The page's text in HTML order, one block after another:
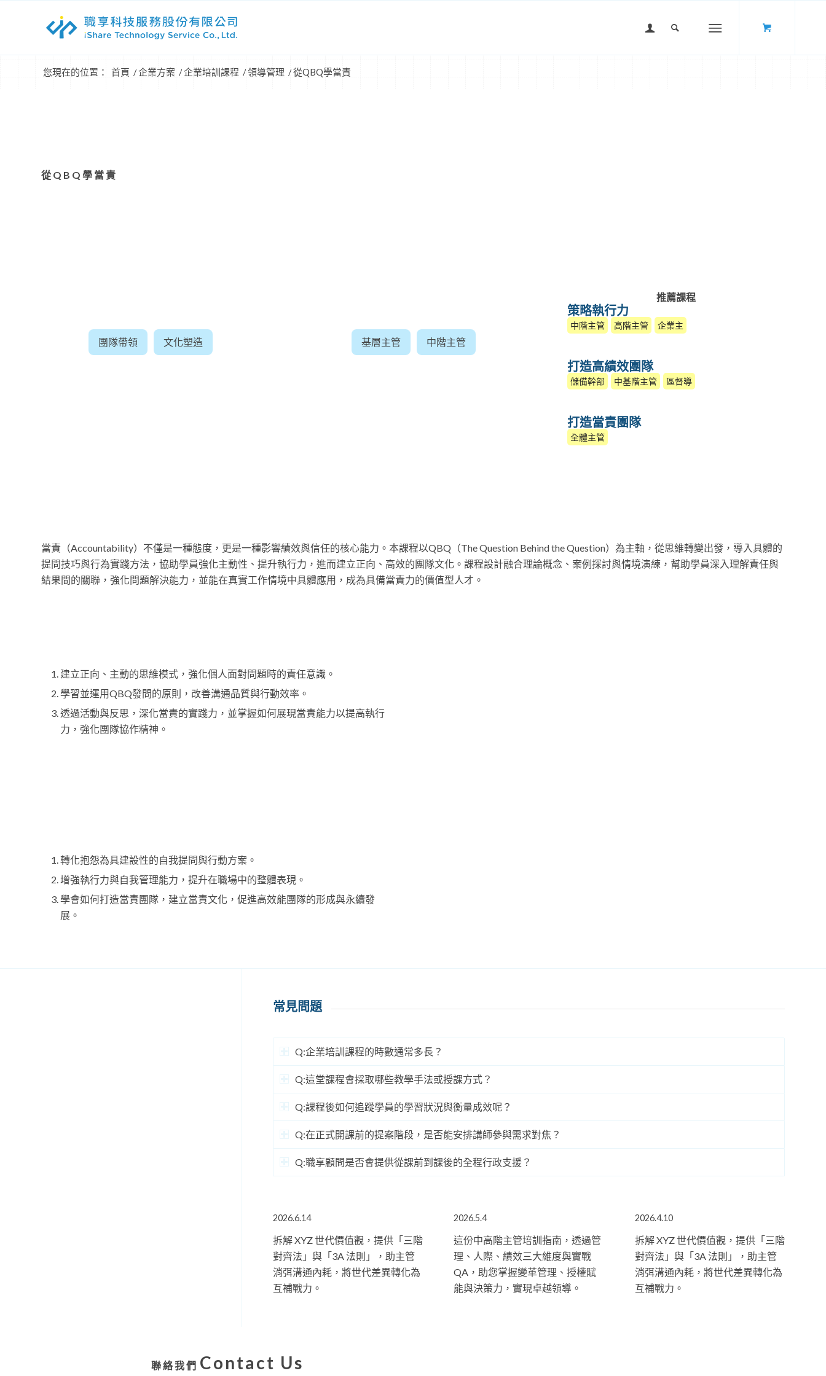
您現在的位置： 首頁 /企業方案 /企業培訓課程 /領導管理 /從QBQ學當責
從QBQ學當責
團隊帶領 文化塑造 基層主管 中階主管
推薦課程
策略執行力
中階主管 高階主管 企業主
打造高績效團隊
儲備幹部 中基階主管 區督導
打造當責團隊
全體主管
當責（Accountability）不僅是一種態度，更是一種影響績效與信任的核心能力。本課程以QBQ（The Question Behind the Question）為主軸，從思維轉變出發，導入具體的
提問技巧與行為實踐方法，協助學員強化主動性、提升執行力，進而建立正向、高效的團隊文化。課程設計融合理論概念、案例探討與情境演練，幫助學員深入理解責任與
結果間的關聯，強化問題解決能力，並能在真實工作情境中具體應用，成為具備當責力的價值型人才。
建立正向、主動的思維模式，強化個人面對問題時的責任意識。
學習並運用QBQ發問的原則，改善溝通品質與行動效率。
透過活動與反思，深化當責的實踐力，並掌握如何展現當責能力以提高執行
力，強化團隊協作精神。
轉化抱怨為具建設性的自我提問與行動方案。
增強執行力與自我管理能力，提升在職場中的整體表現。
學會如何打造當責團隊，建立當責文化，促進高效能團隊的形成與永續發
展。
常見問題
Q:企業培訓課程的時數通常多長？
Q:這堂課程會採取哪些教學手法或授課方式？
Q:課程後如何追蹤學員的學習狀況與衡量成效呢？
Q:在正式開課前的提案階段，是否能安排講師參與需求對焦？
Q:職享顧問是否會提供從課前到課後的全程行政支援？
2026.6.14
拆解 XYZ 世代價值觀，提供「三階
對齊法」與「3A 法則」，助主管
消弭溝通內耗，將世代差異轉化為
互補戰力。
2026.5.4
這份中高階主管培訓指南，透過管
理、人際、績效三大維度與實戰
QA，助您掌握變革管理、授權賦
能與決策力，實現卓越領導。
2026.4.10
拆解 XYZ 世代價值觀，提供「三階
對齊法」與「3A 法則」，助主管
消弭溝通內耗，將世代差異轉化為
互補戰力。
聯絡我們 Contact Us